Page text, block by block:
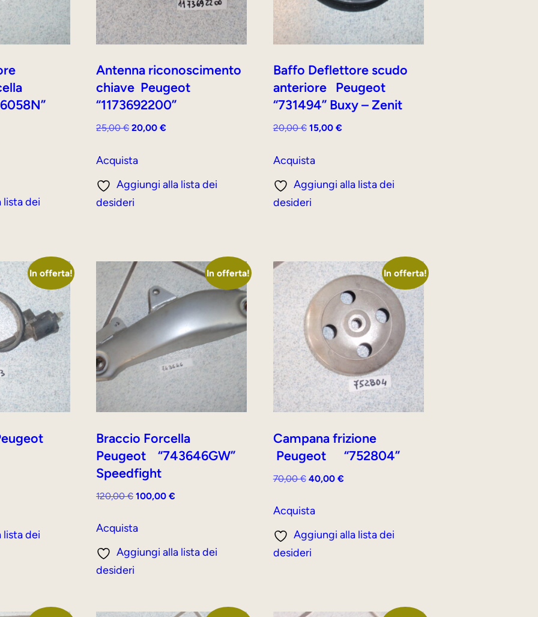
€.
lista dei
Antenna riconoscimento
chiave Peugeot
“1173692200”
25,00€ Il
originale
25,00 €.
20,00€Il
20,00 €.
Acquista
Aggiungi alla lista dei
desideri
Baffo Deflettore scudo
anteriore Peugeot
“731494” Buxy – Zenit
20,00€ Il
originale
20,00 €.
15,00 €Il
15,00 €.
Acquista
Aggiungi alla lista dei
desideri
In offerta!
€.
lista dei
In offerta!
Braccio Forcella
Peugeot “743646GW”
Speedfight
120,00€ Il
originale
120,00 €.
100,00€Il
100,00 €.
Acquista
Aggiungi alla lista dei
desideri
In offerta!
Campana frizione
Peugeot “752804”
70,00€ Il
originale
70,00 €.
40,00 €Il
40,00 €.
Acquista
Aggiungi alla lista dei
desideri